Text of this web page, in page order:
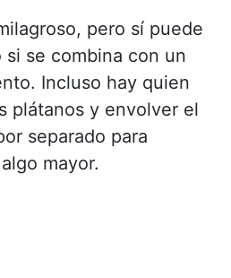
pero sí puede
se combina con un
Incluso hay quien
plátanos y envolver el
separado para
mayor.